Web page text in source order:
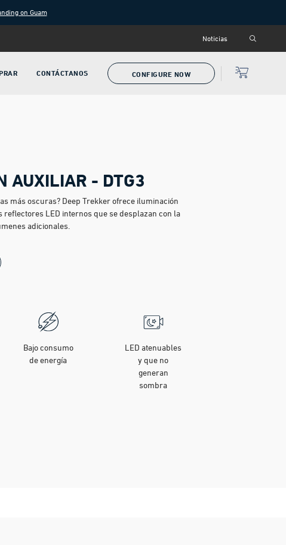
on Guam
Noticias
CONTÁCTANOS CONFIGURE NOW
AUXILIAR - DTG3
más oscuras? Deep Trekker ofrece iluminación
reflectores LED internos que se desplazan con la
adicionales.
Bajo consumo
de energía
LED atenuables
y que no
generan
sombra